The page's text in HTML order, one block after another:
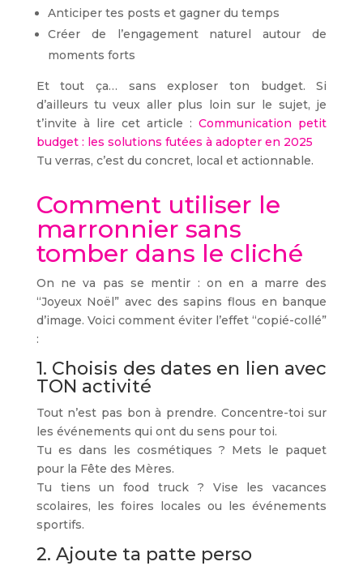
Anticiper tes posts et gagner du temps
Créer de l’engagement naturel autour de
moments forts
Et tout ça… sans exploser ton budget. Si
d’ailleurs tu veux aller plus loin sur le sujet, je
t’invite à lire cet article :Communication petit
budget : les solutions futées à adopter en 2025
Tu verras, c’est du concret, local et actionnable.
Comment utiliser le
marronnier sans
tomber dans le cliché
On ne va pas se mentir : on en a marre des
“Joyeux Noël” avec des sapins flous en banque
d’image. Voici comment éviter l’effet “copié-collé”
:
1. Choisis des dates en lien avec
TON activité
Tout n’est pas bon à prendre. Concentre-toi sur
les événements qui ont du sens pour toi.
Tu es dans les cosmétiques ? Mets le paquet
pour la Fête des Mères.
Tu tiens un food truck ? Vise les vacances
scolaires, les foires locales ou les événements
sportifs.
2. Ajoute ta patte perso